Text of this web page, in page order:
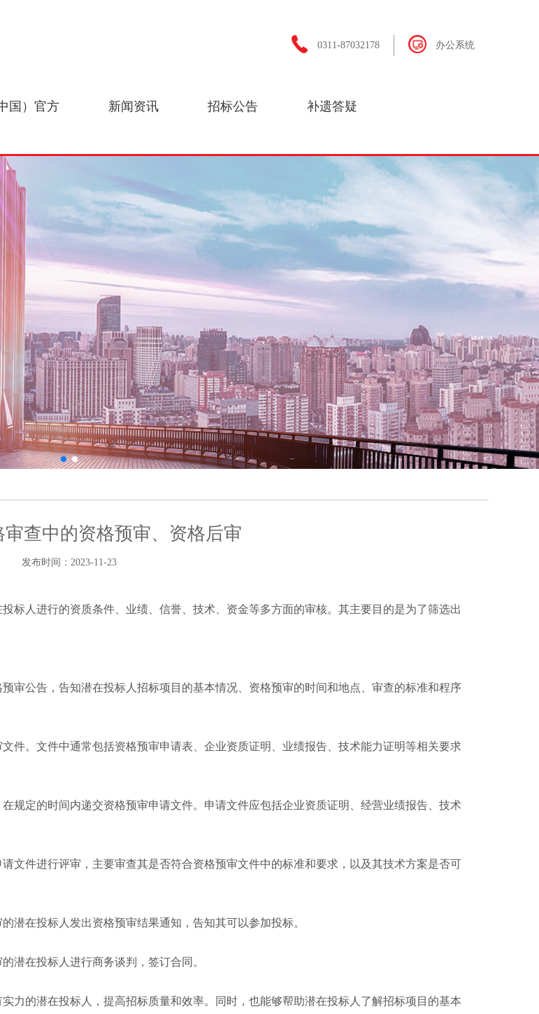
0311-87032178 办公系统
国）官方 新闻资讯 招标公告 补遗答疑
查中的资格预审、资格后审
发布时间：2023-11-23
标人进行的资质条件、业绩、信誉、技术、资金等多方面的审核。其主要目的是为了筛选出
审公告，告知潜在投标人招标项目的基本情况、资格预审的时间和地点、审查的标准和程序
件。文件中通常包括资格预审申请表、企业资质证明、业绩报告、技术能力证明等相关要求
规定的时间内递交资格预审申请文件。申请文件应包括企业资质证明、经营业绩报告、技术
文件进行评审，主要审查其是否符合资格预审文件中的标准和要求，以及其技术方案是否可
潜在投标人发出资格预审结果通知，告知其可以参加投标。
潜在投标人进行商务谈判，签订合同。
力的潜在投标人，提高招标质量和效率。同时，也能够帮助潜在投标人了解招标项目的基本